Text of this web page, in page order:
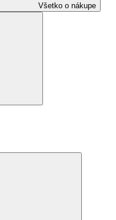
Všetko o nákupe